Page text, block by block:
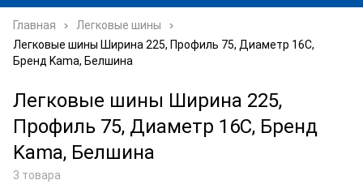
Главная
Легковые шины
Легковые шины Ширина 225, Профиль 75, Диаметр 16C,
Бренд Kama, Белшина
Легковые шины Ширина 225,
Профиль 75, Диаметр 16C, Бренд
Kama, Белшина
3 товара